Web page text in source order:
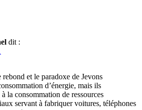
dit :
et le paradoxe de Jevons
d’énergie, mais ils
la consommation de ressources
servant à fabriquer voitures, téléphones